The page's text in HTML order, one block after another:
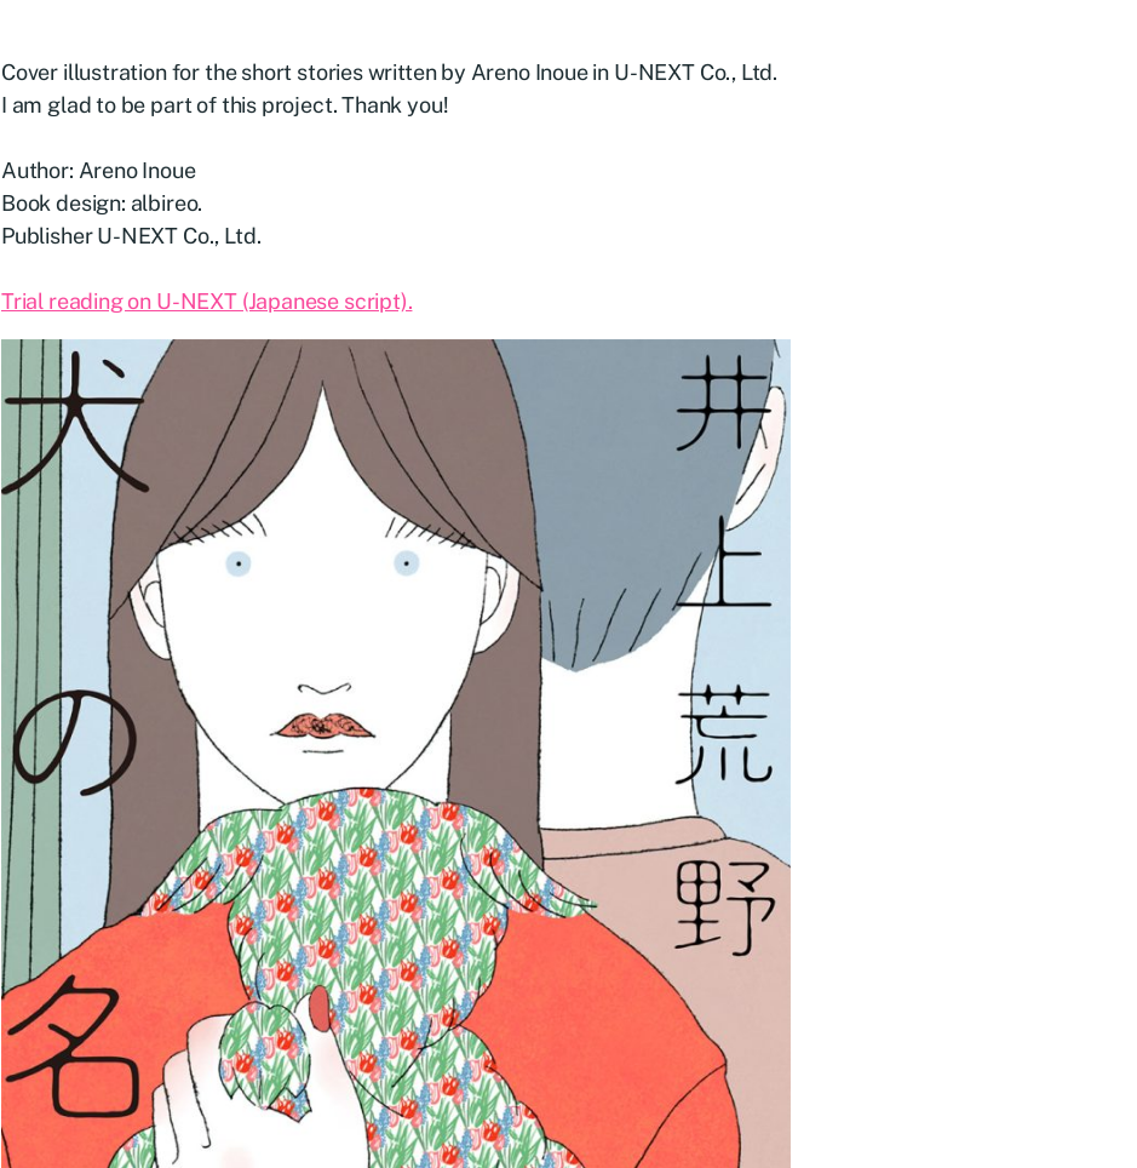
Cover illustration for the short stories written by Areno Inoue in U-NEXT Co., Ltd.
I am glad to be part of this project. Thank you!
Author: Areno Inoue
Book design: albireo.
Publisher U-NEXT Co., Ltd.
Trial reading on U-NEXT (Japanese script).